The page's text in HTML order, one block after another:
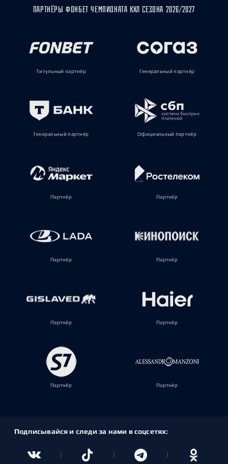
ПАРТНЁРЫ ФОНБЕТ ЧЕМПИОНАТА КХЛ СЕЗОНА 2026/2027
Титульный партнёр Генеральный партнёр
Генеральный партнёр Официальный партнёр
Партнёр Партнёр
Партнёр Партнёр
Партнёр Партнёр
Партнёр Партнёр
Подписывайся и следи за нами в соцсетях: